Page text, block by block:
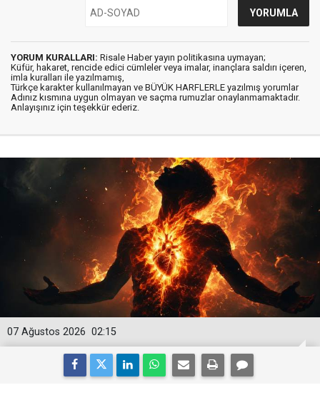
YORUM KURALLARI: Risale Haber yayın politikasına uymayan;
Küfür, hakaret, rencide edici cümleler veya imalar, inançlara saldırı içeren,
imla kuralları ile yazılmamış,
Türkçe karakter kullanılmayan ve BÜYÜK HARFLERLE yazılmış yorumlar
Adınız kısmına uygun olmayan ve saçma rumuzlar onaylanmamaktadır.
Anlayışınız için teşekkür ederiz.
02:15
07 Ağustos 2026